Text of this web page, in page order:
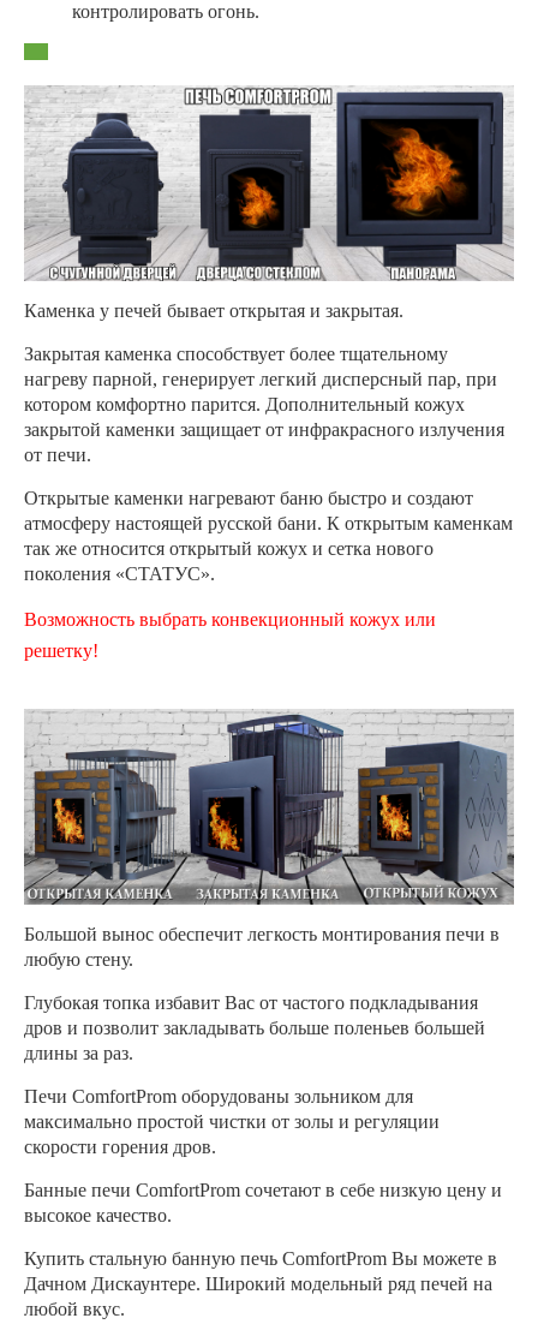
контролировать огонь.
Каменка у печей бывает открытая и закрытая.
Закрытая каменка способствует более тщательному
нагреву парной, генерирует легкий дисперсный пар, при
котором комфортно парится. Дополнительный кожух
закрытой каменки защищает от инфракрасного излучения
от печи.
Открытые каменки нагревают баню быстро и создают
атмосферу настоящей русской бани. К открытым каменкам
так же относится открытый кожух и сетка нового
поколения «СТАТУС».
Возможность выбрать конвекционный кожух или
решетку!
Большой вынос обеспечит легкость монтирования печи в
любую стену.
Глубокая топка избавит Вас от частого подкладывания
дров и позволит закладывать больше поленьев большей
длины за раз.
Печи ComfortProm оборудованы зольником для
максимально простой чистки от золы и регуляции
скорости горения дров.
Банные печи ComfortProm сочетают в себе низкую цену и
высокое качество.
Купить стальную банную печь ComfortProm Вы можете в
Дачном Дискаунтере. Широкий модельный ряд печей на
любой вкус.